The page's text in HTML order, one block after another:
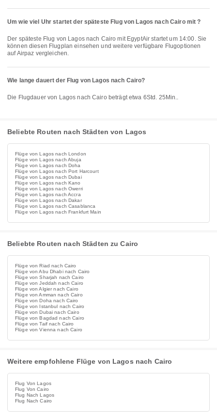
Um wie viel Uhr startet der späteste Flug von Lagos nach Cairo mit ?
Der späteste Flug von Lagos nach Cairo mit EgyptAir startet um 14:00. Sie
können diesen Flugplan einsehen und weitere verfügbare Flugoptionen
auf Airpaz vergleichen.
Wie lange dauert der Flug von Lagos nach Cairo?
Die Flugdauer von Lagos nach Cairo beträgt etwa 6Std. 25Min..
Beliebte Routen nach Städten von Lagos
Flüge von Lagos nach London
Flüge von Lagos nach Abuja
Flüge von Lagos nach Doha
Flüge von Lagos nach Port Harcourt
Flüge von Lagos nach Dubai
Flüge von Lagos nach Kano
Flüge von Lagos nach Owerri
Flüge von Lagos nach Accra
Flüge von Lagos nach Dakar
Flüge von Lagos nach Casablanca
Flüge von Lagos nach Frankfurt Main
Beliebte Routen nach Städten zu Cairo
Flüge von Riad nach Cairo
Flüge von Abu Dhabi nach Cairo
Flüge von Sharjah nach Cairo
Flüge von Jeddah nach Cairo
Flüge von Algier nach Cairo
Flüge von Amman nach Cairo
Flüge von Doha nach Cairo
Flüge von Istanbul nach Cairo
Flüge von Dubai nach Cairo
Flüge von Bagdad nach Cairo
Flüge von Taif nach Cairo
Flüge von Vienna nach Cairo
Weitere empfohlene Flüge von Lagos nach Cairo
Flug Von Lagos
Flug Von Cairo
Flug Nach Lagos
Flug Nach Cairo